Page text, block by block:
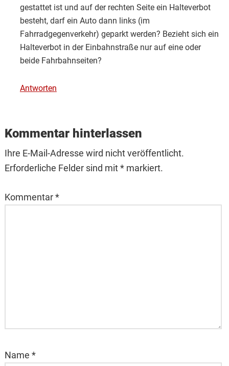
gestattet ist und auf der rechten Seite ein Halteverbot
besteht, darf ein Auto dann links (im
Fahrradgegenverkehr) geparkt werden? Bezieht sich ein
Halteverbot in der Einbahnstraße nur auf eine oder
beide Fahrbahnseiten?
Antworten
Kommentar hinterlassen
Ihre E-Mail-Adresse wird nicht veröffentlicht.
Erforderliche Felder sind mit * markiert.
Kommentar*
Name *